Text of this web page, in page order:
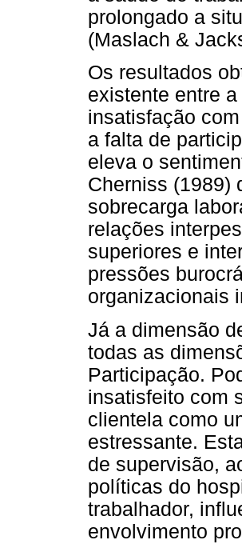
prolongado a
(Maslach &
Os resultados
existente entre
insatisfação
a falta de
eleva o
Cherniss (1989)
sobrecarga
relações
superiores e
pressões
organizacionais
Já a dimensão
todas as
Participação.
insatisfeito com
clientela como
estressante.
de supervisão,
políticas do
trabalhador,
envolvimento